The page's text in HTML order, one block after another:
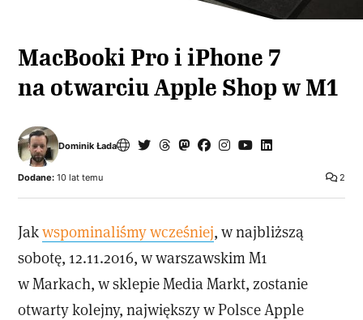
MacBooki Pro i iPhone 7
na otwarciu Apple Shop w M1
Dominik Łada
2
Dodane: 10 lat temu
Jakwspominaliśmy wcześniej, w najbliższą
sobotę, 12.11.2016, w warszawskim M1
w Markach, w sklepie Media Markt, zostanie
otwarty kolejny, największy w Polsce Apple